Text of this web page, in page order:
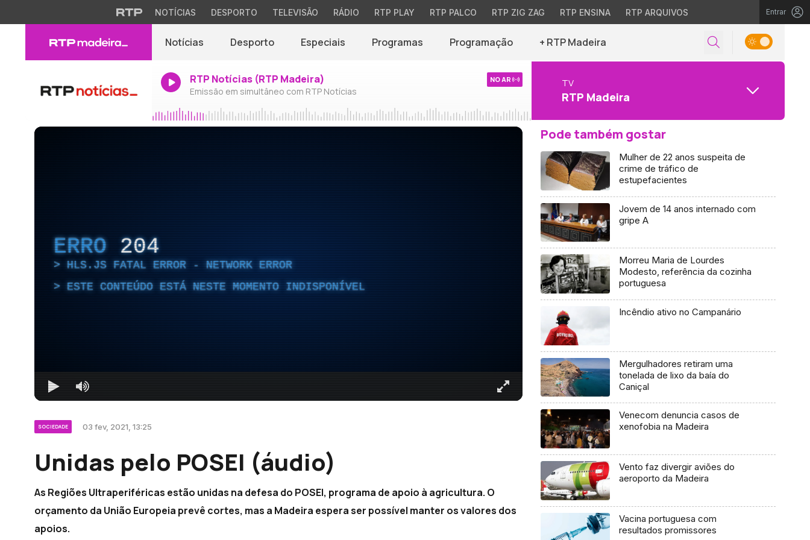
NOTÍCIAS DESPORTO TELEVISÃO RÁDIO RTP PLAY RTP PALCO RTP ZIG ZAG RTP ENSINA RTP ARQUIVOS Entrar
Notícias Desporto Especiais Programas Programação + RTP Madeira
RTP Notícias (RTP Madeira)
Emissão em simultâneo com RTP Notícias
NO AR TV
RTP Madeira
ERRO 204
HLS.JS FATAL ERROR - NETWORK ERROR
ESTE CONTEÚDO ESTÁ NESTE MOMENTO INDISPONÍVEL
SOCIEDADE 03 fev, 2021, 13:25
Unidas pelo POSEI (áudio)
As Regiões Ultraperiféricas estão unidas na defesa do POSEI, programa de apoio à agricultura. O
orçamento da União Europeia prevê cortes, mas a Madeira espera ser possível manter os valores dos
apoios.
Pode também gostar
Mulher de 22 anos suspeita de
crime de tráfico de
estupefacientes
Jovem de 14 anos internado com
gripe A
Morreu Maria de Lourdes
Modesto, referência da cozinha
portuguesa
Incêndio ativo no Campanário
Mergulhadores retiram uma
tonelada de lixo da baía do
Caniçal
Venecom denuncia casos de
xenofobia na Madeira
Vento faz divergir aviões do
aeroporto da Madeira
Vacina portuguesa com
resultados promissores